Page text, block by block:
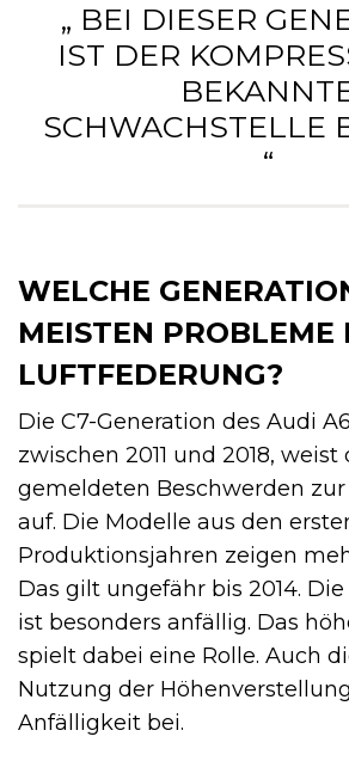
„ BEI DIESER
IST DER
SCHWACHSTELLE
“
WELCHE
MEISTEN PROBLEME
LUFTFEDERUNG?
Die C7-Generation des Audi
zwischen 2011 und 2018,
gemeldeten Beschwerden
auf. Die Modelle aus den
Produktionsjahren zeigen
Das gilt ungefähr bis 2014.
ist besonders anfällig. Das
spielt dabei eine Rolle. Auch
Nutzung der
Anfälligkeit bei.